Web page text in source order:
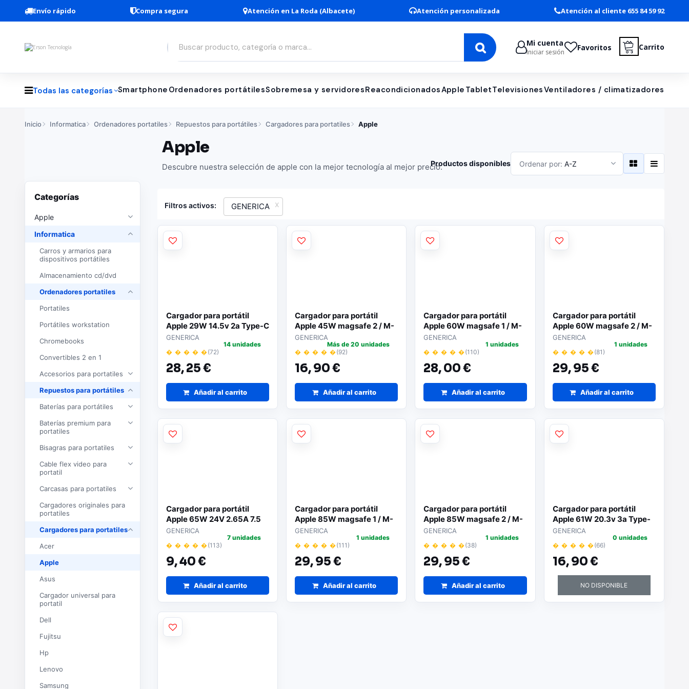
Envío rápido Compra segura Atención en La Roda (Albacete) Atención personalizada Atención al cliente 655 84 59 92
Mi cuenta
Iniciar sesión Favoritos Carrito
Todas las categorías Smartphone Ordenadores portátilesSobremesa y servidoresReacondicionadosApple TabletTelevisionesVentiladores / climatizadores
Inicio Informatica Ordenadores portatiles Repuestos para portátiles Cargadores para portatiles Apple
Apple
Descubre nuestra selección de apple con la mejor tecnología al mejor precio.
Categorías
Apple
Informatica
Carros y armarios para
dispositivos portátiles
Almacenamiento cd/dvd
Ordenadores portatiles
Portatiles
Portátiles workstation
Chromebooks
Convertibles 2 en 1
Accesorios para portatiles
Repuestos para portátiles
Baterías para portátiles
Baterías premium para
portatiles
Bisagras para portatiles
Cable flex video para
portatil
Carcasas para portatiles
Cargadores originales para
portatiles
Cargadores para portatiles
Acer
Apple
Asus
Cargador universal para
portatil
Dell
Fujitsu
Hp
Lenovo
Samsung
Productos disponibles Ordenar por: A-Z
Filtros activos: GENERICA
Cargador para portátil
Apple 29W 14.5v 2a Type-C
/ M-200
GENERICA
� � � � �(72)
28,25 €
14 unidades
Añadir al carrito
Cargador para portátil
Apple 45W magsafe 2 / M-
190
GENERICA
� � � � �(92)
16,90 €
Más de 20 unidades
Añadir al carrito
Cargador para portátil
Apple 60W magsafe 1 / M-
188
GENERICA
� � � � �(110)
28,00 €
1 unidades
Añadir al carrito
Cargador para portátil
Apple 60W magsafe 2 / M-
195
GENERICA
� � � � �(81)
29,95 €
1 unidades
Añadir al carrito
Cargador para portátil
Apple 65W 24V 2.65A 7.5
mm x 2.5 mm pin central /
GENERICA
� � � � �(113)
9,40 €
7 unidades
Añadir al carrito
Cargador para portátil
Apple 85W magsafe 1 / M-
189
GENERICA
� � � � �(111)
29,95 €
1 unidades
Añadir al carrito
Cargador para portátil
Apple 85W magsafe 2 / M-
196
GENERICA
� � � � �(38)
29,95 €
1 unidades
Añadir al carrito
Cargador para portátil
Apple 61W 20.3v 3a Type-
C
GENERICA
� � � � �(66)
16,90 €
0 unidades
NO DISPONIBLE